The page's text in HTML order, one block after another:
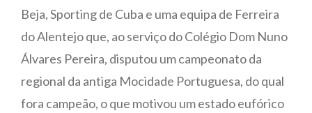
Beja, Sporting de Cuba e uma equipa de Ferreira
do Alentejo que, ao serviço do Colégio Dom Nuno
Álvares Pereira, disputou um campeonato da
regional da antiga Mocidade Portuguesa, do qual
fora campeão, o que motivou um estado eufórico